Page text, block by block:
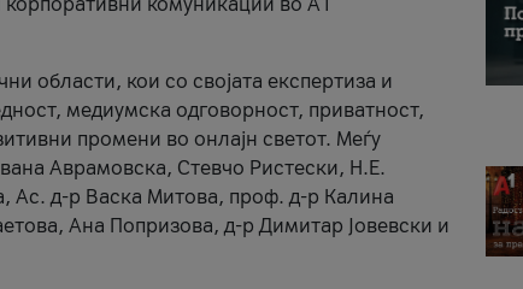
области, кои со својата експертиза и
медиумска одговорност, приватност,
промени во онлајн светот. Меѓу
Аврамовска, Стевчо Ристески, Н.Е.
Ас. д-р Васка Митова, проф. д-р Калина
Ана Попризова, д-р Димитар Јовевски и